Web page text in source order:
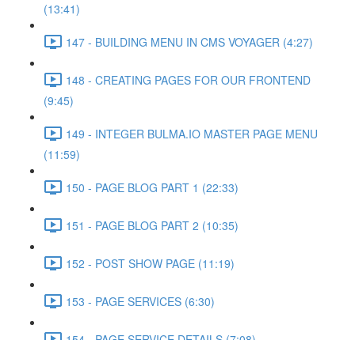
(13:41)
147 - BUILDING MENU IN CMS VOYAGER (4:27)
148 - CREATING PAGES FOR OUR FRONTEND
(9:45)
149 - INTEGER BULMA.IO MASTER PAGE MENU
(11:59)
150 - PAGE BLOG PART 1 (22:33)
151 - PAGE BLOG PART 2 (10:35)
152 - POST SHOW PAGE (11:19)
153 - PAGE SERVICES (6:30)